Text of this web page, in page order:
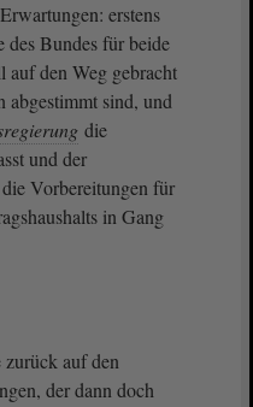
erstens
des Bundes für beide
auf den Weg gebracht
abgestimmt sind, und
die
und der
Vorbereitungen für
in Gang
auf den
der dann doch